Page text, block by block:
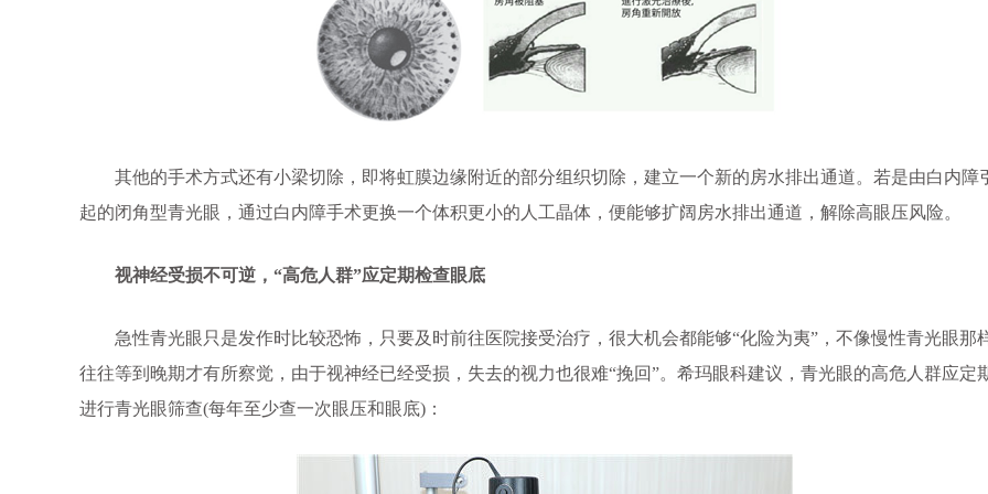
其他的手术方式还有小梁切除，即将虹膜边缘附近的部分组织切除，建立一个新的房水排出通道。若是由白内障引
起的闭角型青光眼，通过白内障手术更换一个体积更小的人工晶体，便能够扩阔房水排出通道，解除高眼压风险。
视神经受损不可逆，“高危人群”应定期检查眼底
急性青光眼只是发作时比较恐怖，只要及时前往医院接受治疗，很大机会都能够“化险为夷”，不像慢性青光眼那
往往等到晚期才有所察觉，由于视神经已经受损，失去的视力也很难“挽回”。希玛眼科建议，青光眼的高危人群应定
进行青光眼筛查(每年至少查一次眼压和眼底)：